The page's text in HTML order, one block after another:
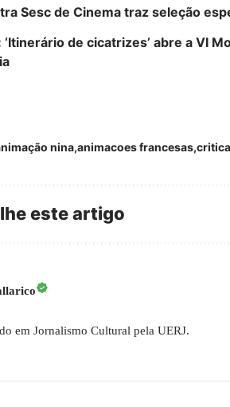
Sesc de Cinema traz seleção
de cicatrizes’ abre a VI
nina animacoes francesas
este artigo
em Jornalismo Cultural pela UERJ.